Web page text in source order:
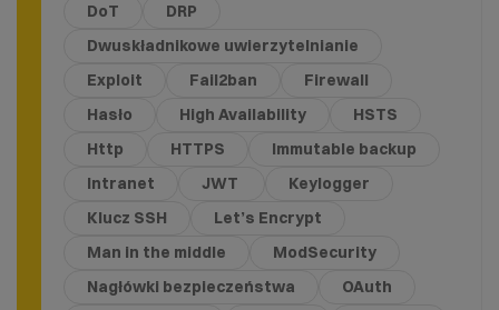
DoT
DRP
Dwuskładnikowe uwierzytelnianie
Exploit
Fail2ban
Firewall
Hasło
High Availability
HSTS
Http
HTTPS
Immutable backup
Intranet
JWT
Keylogger
Klucz SSH
Let’s Encrypt
Man in the middle
ModSecurity
Nagłówki bezpieczeństwa
OAuth